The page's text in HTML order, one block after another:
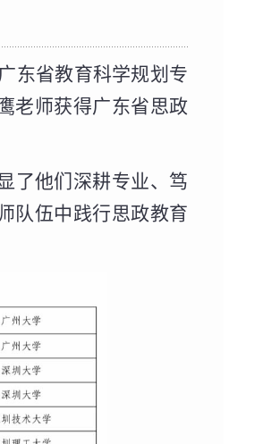
东省教育科学规划专
老师获得广东省思政
了他们深耕专业、笃
队伍中践行思政教育